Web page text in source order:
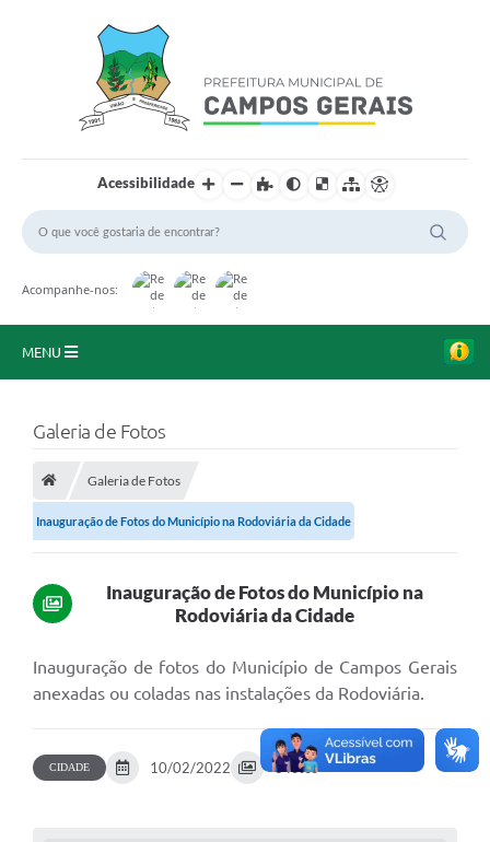
Acessibilidade
Acompanhe-nos:
MENU
O Município
A Prefeitura
Portal da Transparência
Mais
Galeria de Fotos
Galeria de Fotos
Inauguração de Fotos do Município na Rodoviária da Cidade
Inauguração de Fotos do Município na
Rodoviária da Cidade
Inauguração de fotos do Município de Campos Gerais
anexadas ou coladas nas instalações da Rodoviária.
CIDADE 10/02/2022 8 fotos